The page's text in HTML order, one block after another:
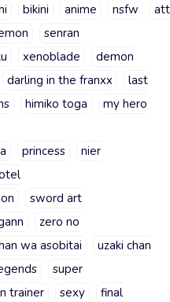
bikini anime nsfw
senran
xenoblade
demon
darling in the franxx
last
himiko toga
my hero
princess
nier
sword art
zero no
wa asobitai
uzaki chan
super
trainer sexy
final